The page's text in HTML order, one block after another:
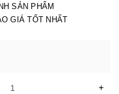
SẢN PHẨM
GIÁ TỐT NHẤT
+